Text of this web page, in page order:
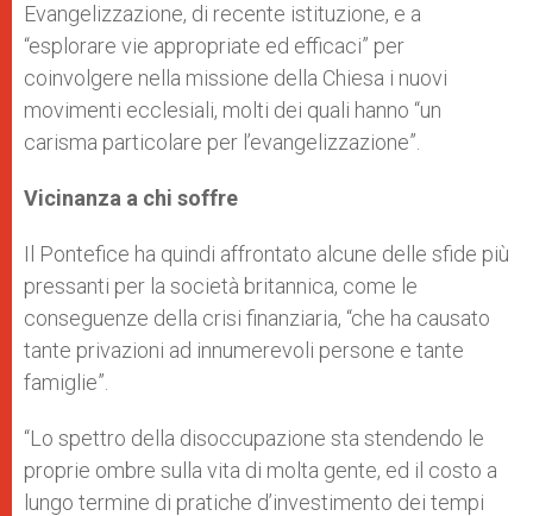
Evangelizzazione, di recente istituzione, e a
“esplorare vie appropriate ed efficaci” per
coinvolgere nella missione della Chiesa i nuovi
movimenti ecclesiali, molti dei quali hanno “un
carisma particolare per l’evangelizzazione”.
Vicinanza a chi soffre
Il Pontefice ha quindi affrontato alcune delle sfide più
pressanti per la società britannica, come le
conseguenze della crisi finanziaria, “che ha causato
tante privazioni ad innumerevoli persone e tante
famiglie”.
“Lo spettro della disoccupazione sta stendendo le
proprie ombre sulla vita di molta gente, ed il costo a
lungo termine di pratiche d’investimento dei tempi